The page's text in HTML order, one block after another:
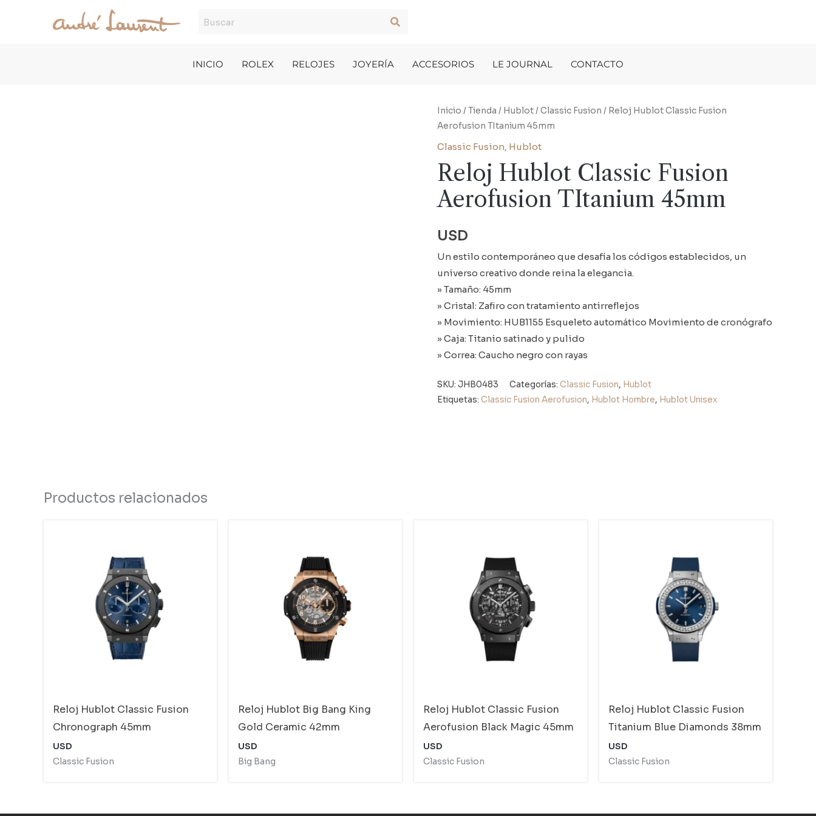
INICIO ROLEX RELOJES JOYERÍA ACCESORIOS LE JOURNAL CONTACTO
Inicio /Tienda / Hublot/Classic Fusion / Reloj Hublot Classic Fusion
Aerofusion TItanium 45mm
Classic Fusion, Hublot
Reloj Hublot Classic Fusion
Aerofusion TItanium 45mm
USD
Un estilo contemporáneo que desafía los códigos establecidos, un
universo creativo donde reina la elegancia.
» Tamaño: 45mm
» Cristal: Zafiro con tratamiento antirreflejos
» Movimiento: HUB1155 Esqueleto automático Movimiento de cronógrafo
» Caja: Titanio satinado y pulido
» Correa: Caucho negro con rayas
SKU: JHB0483 Categorías: Classic Fusion, Hublot
Etiquetas: Classic Fusion Aerofusion, Hublot Hombre, Hublot Unisex
Productos relacionados
Reloj Hublot Classic Fusion
Chronograph 45mm
USD
Classic Fusion
Reloj Hublot Big Bang King
Gold Ceramic 42mm
USD
Big Bang
Reloj Hublot Classic Fusion
Aerofusion Black Magic 45mm
USD
Classic Fusion
Reloj Hublot Classic Fusion
Titanium Blue Diamonds 38mm
USD
Classic Fusion